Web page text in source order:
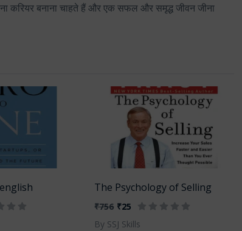
करियर बनाना चाहते हैं और एक सफल और समृद्ध जीवन जीना
The Psychology of Selling
₹756 ₹25
By SSJ Skills